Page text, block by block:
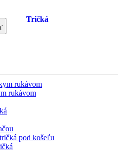
Tričká
rukávom
rukávom
pod košeľu